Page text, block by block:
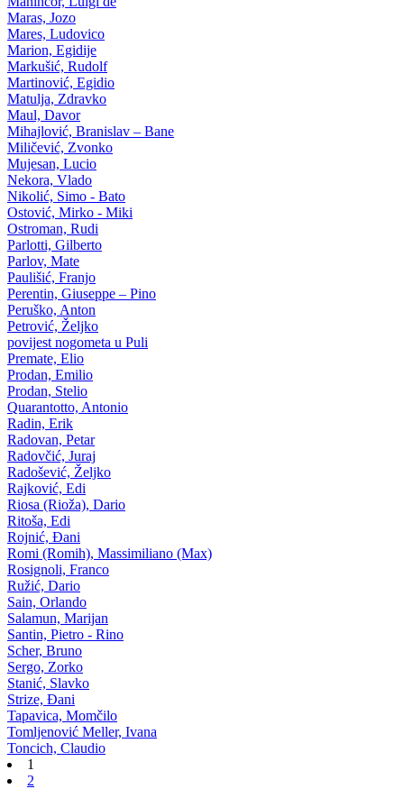
Maras, Jozo
Mares, Ludovico
Marion, Egidije
Markušić, Rudolf
Martinović, Egidio
Matulja, Zdravko
Maul, Davor
Mihajlović, Branislav – Bane
Miličević, Zvonko
Mujesan, Lucio
Nekora, Vlado
Nikolić, Simo - Bato
Ostović, Mirko - Miki
Ostroman, Rudi
Parlotti, Gilberto
Parlov, Mate
Paulišić, Franjo
Perentin, Giuseppe – Pino
Peruško, Anton
Petrović, Željko
povijest nogometa u Puli
Premate, Elio
Prodan, Emilio
Prodan, Stelio
Quarantotto, Antonio
Radin, Erik
Radovan, Petar
Radovčić, Juraj
Radošević, Željko
Rajković, Edi
Riosa (Rioža), Dario
Ritoša, Edi
Rojnić, Đani
Romi (Romih), Massimiliano (Max)
Rosignoli, Franco
Ružić, Dario
Sain, Orlando
Salamun, Marijan
Santin, Pietro - Rino
Scher, Bruno
Sergo, Zorko
Stanić, Slavko
Strize, Đani
Tapavica, Momčilo
Tomljenović Meller, Ivana
Toncich, Claudio
1
2